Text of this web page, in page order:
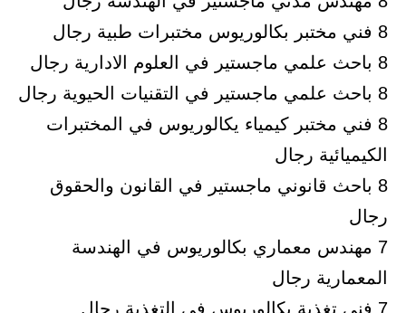
8 فني مختبر بكالوريوس مختبرات طبية رجال
8 باحث علمي ماجستير في العلوم الادارية رجال
8 باحث علمي ماجستير في التقنيات الحيوية رجال
8 فني مختبر كيمياء يكالوريوس في المختبرات
الكيميائية رجال
8 باحث قانوني ماجستير في القانون والحقوق
رجال
7 مهندس معماري بكالوريوس في الهندسة
المعمارية رجال
7 فني تغذية بكالوريوس في التغذية رجال